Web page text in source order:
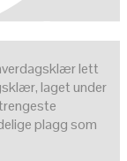
lett
laget under
plagg som